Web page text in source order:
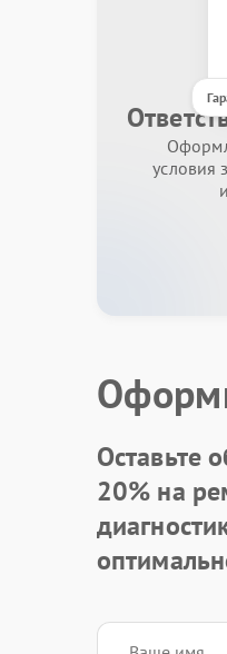
условия
Оставьте
20% на